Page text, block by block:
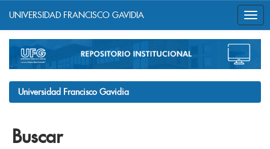
navigation
UNIVERSIDAD FRANCISCO GAVIDIA
Universidad Francisco Gavidia
Buscar